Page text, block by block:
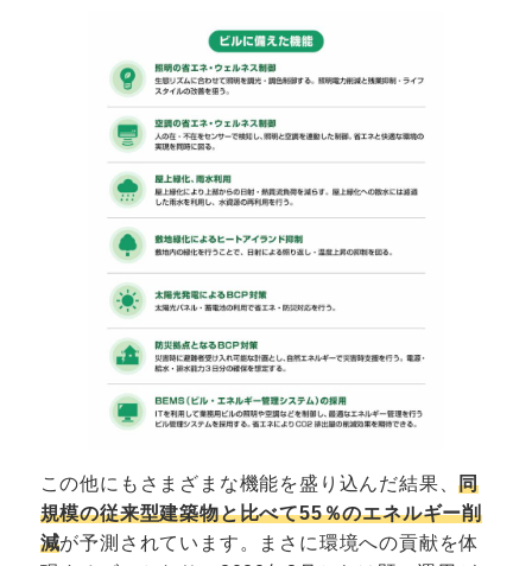
この他にもさまざまな機能を盛り込んだ結果、同
規模の従来型建築物と比べて55％のエネルギー削
減が予測されています。まさに環境への貢献を体